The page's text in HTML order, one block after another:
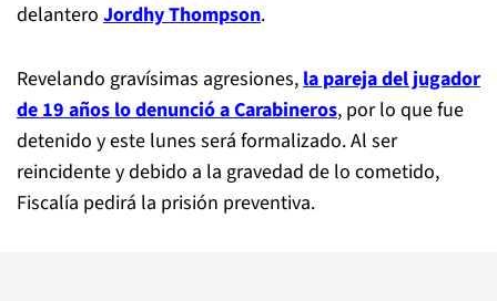
delantero Jordhy Thompson.
Revelando gravísimas agresiones,la pareja del jugador
de 19 años lo denunció a Carabineros, por lo que fue
detenido y este lunes será formalizado. Al ser
reincidente y debido a la gravedad de lo cometido,
Fiscalía pedirá la prisión preventiva.